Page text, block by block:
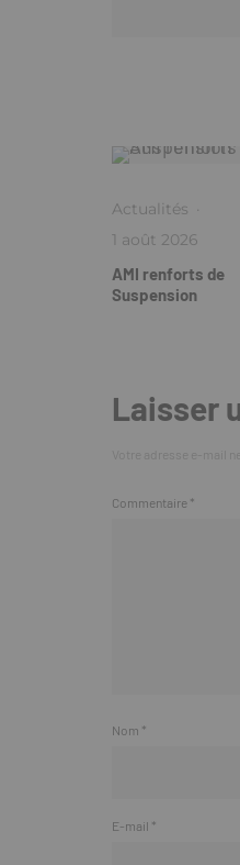
Actualités ·
1 août 2026
AMI renforts de
Suspension
Laisser
Commentaire *
Nom *
E-mail *